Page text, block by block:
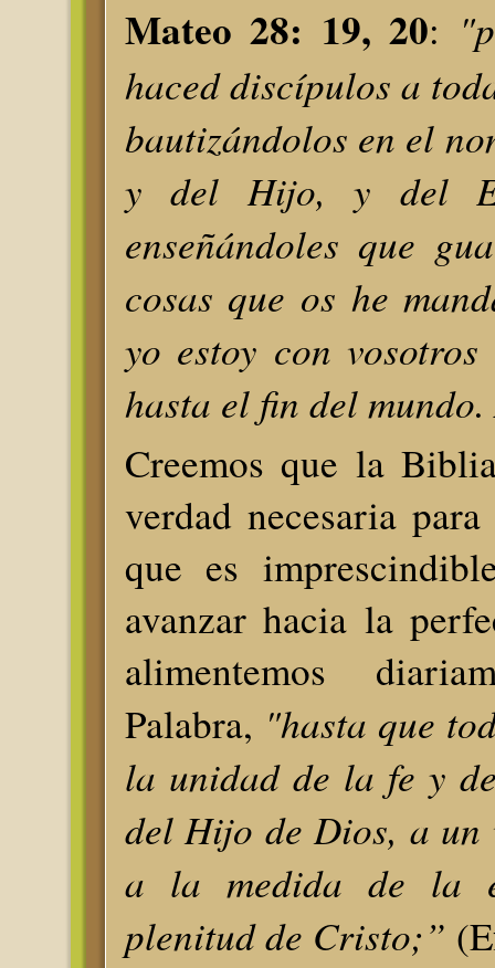
Mateo 28: 19, 20:
haced discípulos a
bautizándolos en el
y del Hijo, y del
enseñándoles que
cosas que os he
yo estoy con
hasta el fin del mundo.
Creemos que la
verdad necesaria
que es
avanzar hacia la
alimentemos
Palabra, "hasta que
la unidad de la fe y
del Hijo de Dios, a un
a la medida de la
plenitud de Cristo;”